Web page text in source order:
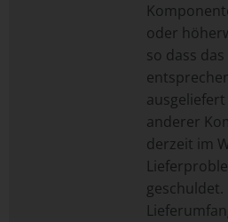
oder
so dass
anderer
derzeit im